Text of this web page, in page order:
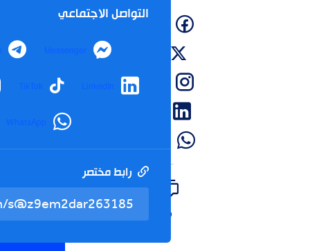
التواصل الاجتماعي
Messenger
Telegram
LinkedIn
TikTok
WhatsApp
رابط مختصر
الطوارئ.وفي وقت
طراز أن-24
كانت في رحلتها من
إشا...
Facebook
Instagram
LinkedIn
WhatsApp